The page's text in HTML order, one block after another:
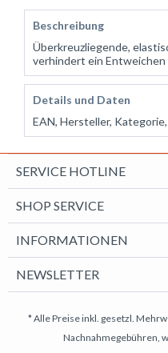
Beschreibung
Überkreuzliegende,
verhindert ein Entweichen
Details und Daten
EAN, Hersteller,
SERVICE HOTLINE
SHOP SERVICE
INFORMATIONEN
NEWSLETTER
* Alle Preise inkl. gesetzl.
Nachnahmegebühren,